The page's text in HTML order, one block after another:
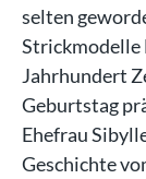
selten
Strickmodelle
Jahrhundert
Geburtstag
Ehefrau
Geschichte